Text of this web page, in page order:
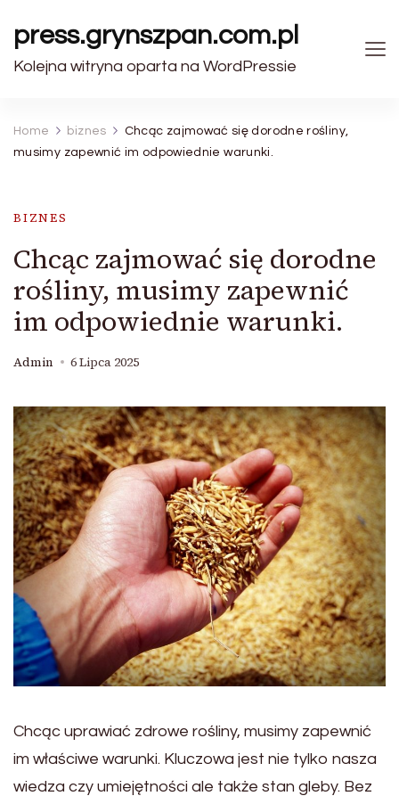
press.grynszpan.com.pl
Kolejna witryna oparta na WordPressie
Home biznes
Chcąc zajmować się dorodne rośliny,
musimy zapewnić im odpowiednie warunki.
BIZNES
Chcąc zajmować się dorodne
rośliny, musimy zapewnić
im odpowiednie warunki.
Admin 6 Lipca 2025
Chcąc uprawiać zdrowe rośliny, musimy zapewnić
im właściwe warunki. Kluczowa jest nie tylko nasza
wiedza czy umiejętności ale także stan gleby. Bez